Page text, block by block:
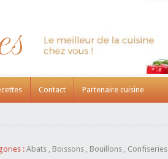
Contact Partenaire cuisine
: Abats Boissons Bouillons Confiseries